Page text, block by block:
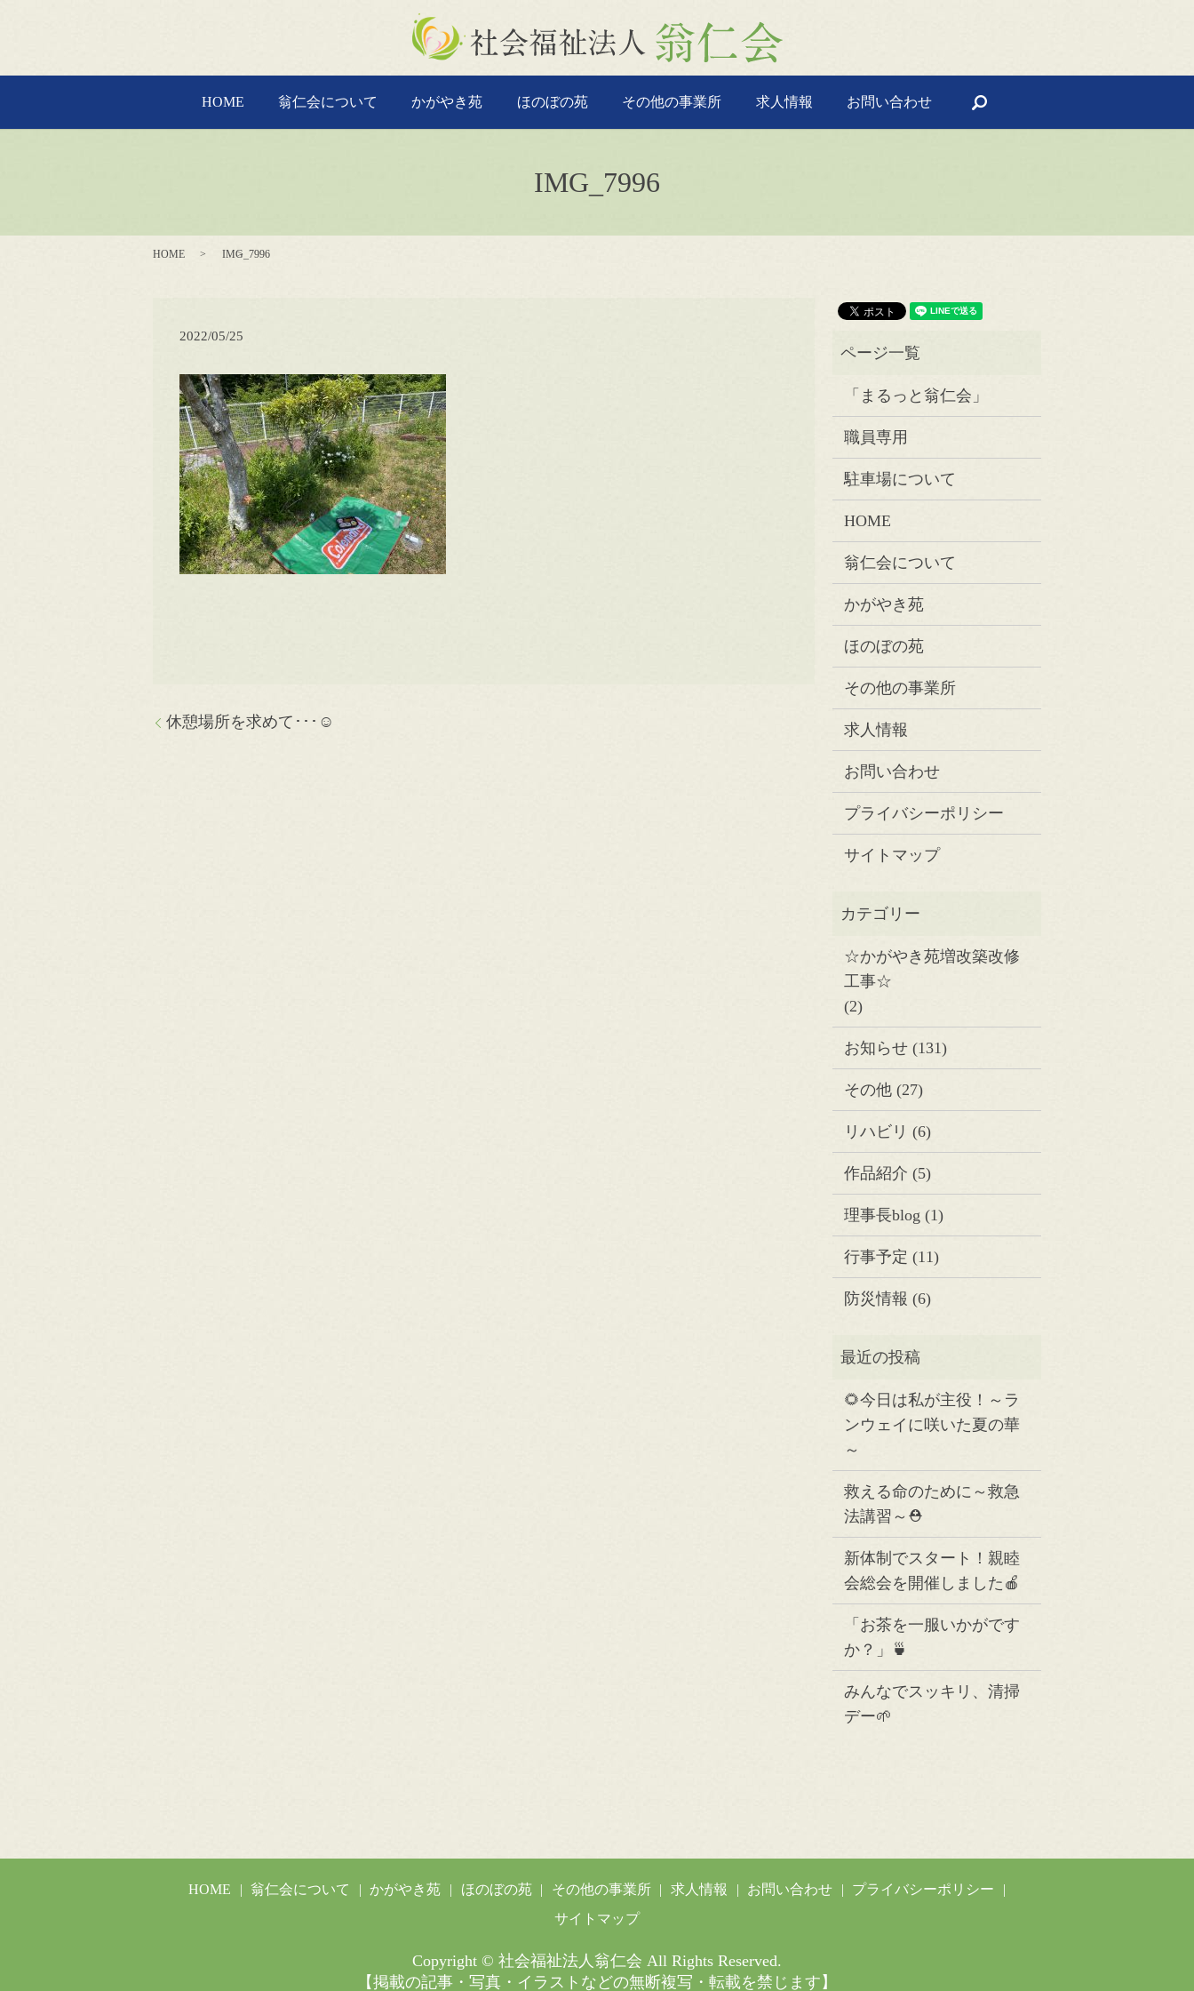
HOME 翁仁会について かがやき苑 ほのぼの苑 その他の事業所 求人情報 お問い合わせ
IMG_7996
HOME IMG_7996
2022/05/25
休憩場所を求めて･･･☺
「まるっと翁仁会」
職員専用
駐車場について
HOME
翁仁会について
かがやき苑
ほのぼの苑
その他の事業所
求人情報
お問い合わせ
プライバシーポリシー
サイトマップ
☆かがやき苑増改築改修
工事☆
(2)
お知らせ(131)
その他(27)
リハビリ (6)
作品紹介 (5)
理事長blog (1)
行事予定 (11)
防災情報 (6)
🌻今日は私が主役！～ラ
ンウェイに咲いた夏の華
～
救える命のために～救急
法講習～⛑️
新体制でスタート！親睦
会総会を開催しました🍎
「お茶を一服いかがです
か？」🍵
みんなでスッキリ、清掃
デー🌱
HOME 翁仁会について かがやき苑 ほのぼの苑 その他の事業所 求人情報 お問い合わせ
プライバシーポリシー
サイトマップ
Copyright © 社会福祉法人翁仁会 All Rights Reserved.
【掲載の記事・写真・イラストなどの無断複写・転載を禁じます】